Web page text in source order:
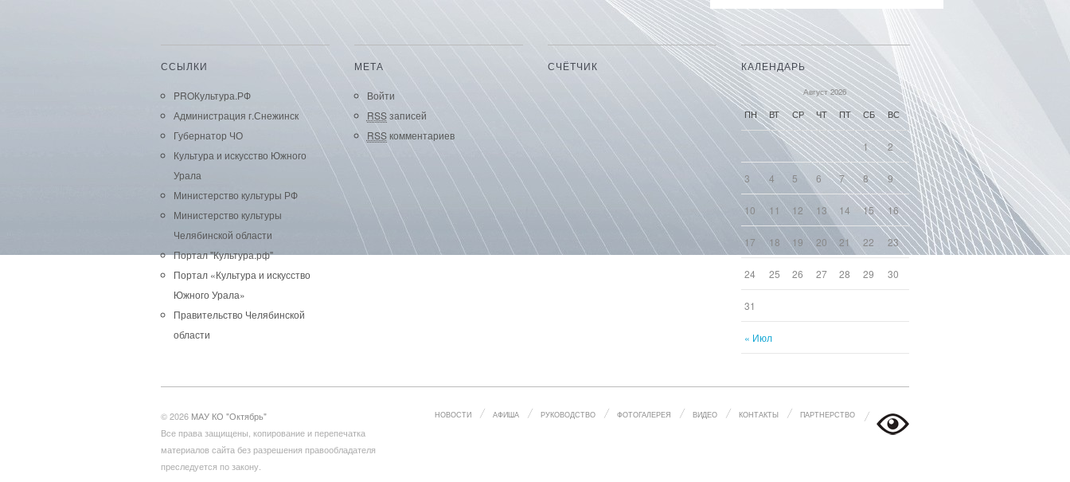
ССЫЛКИ
PROКультура.РФ
Администрация г.Снежинск
Губернатор ЧО
Культура и искусство Южного
Урала
Министерство культуры РФ
Министерство культуры
Челябинской области
Портал "Культура.рф"
Портал «Культура и искусство
Южного Урала»
Правительство Челябинской
области
МЕТА
Войти
RSSзаписей
RSSкомментариев
СЧЁТЧИК КАЛЕНДАРЬ
Август 2026
ПН ВТ СР ЧТ ПТ СБ ВС
« Июл
1 2
3 4 5 6 7 8 9
10 11 12 13 14 15 16
17 18 19 20 21 22 23
24 25 26 27 28 29 30
31
© 2026 МАУ КО "Октябрь"
Все права защищены, копирование и перепечатка
материалов сайта без разрешения правообладателя
преследуется по закону.
НОВОСТИ АФИША РУКОВОДСТВО ФОТОГАЛЕРЕЯ ВИДЕО КОНТАКТЫ ПАРТНЕРСТВО